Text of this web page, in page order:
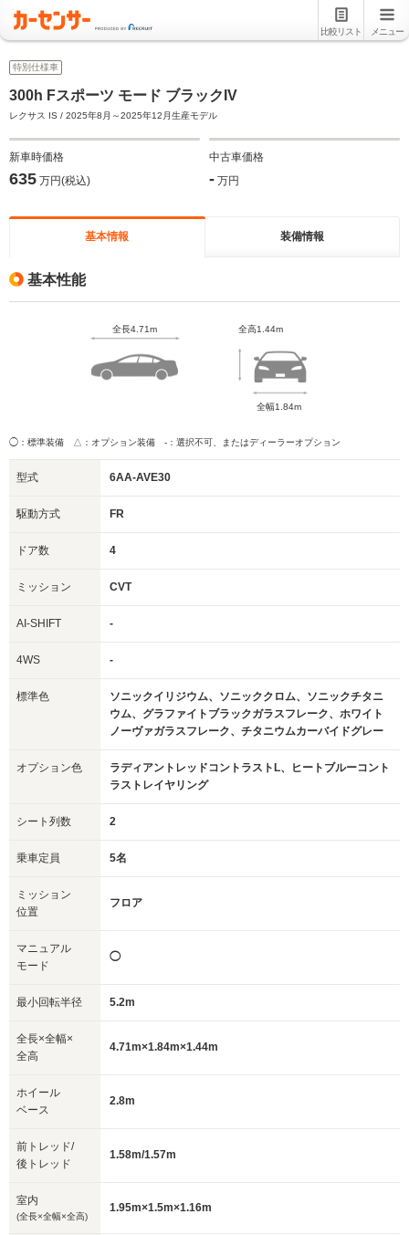
比較リスト メニュー
特別仕様車
300h Fスポーツ モード ブラックIV
レクサス IS / 2025年8月～2025年12月生産モデル
新車時価格
635 万円(税込)
中古車価格
- 万円
基本情報 装備情報
基本性能
全長4.71m 全高1.44m
全幅1.84m
◯：標準装備 △：オプション装備 -：選択不可、またはディーラーオプション
型式 6AA-AVE30
駆動方式 FR
ドア数 4
ミッション CVT
AI-SHIFT -
4WS -
標準色
ソニックイリジウム、ソニッククロム、ソニックチタニ
ウム、グラファイトブラックガラスフレーク、ホワイト
ノーヴァガラスフレーク、チタニウムカーバイドグレー
オプション色
ラディアントレッドコントラストL、ヒートブルーコント
ラストレイヤリング
シート列数 2
乗車定員 5名
ミッション
位置
フロア
マニュアル
モード
◯
最小回転半径 5.2m
全長×全幅×
全高
4.71m×1.84m×1.44m
ホイール
ベース
2.8m
前トレッド/
後トレッド
1.58m/1.57m
室内
(全長×全幅×全高)
1.95m×1.5m×1.16m